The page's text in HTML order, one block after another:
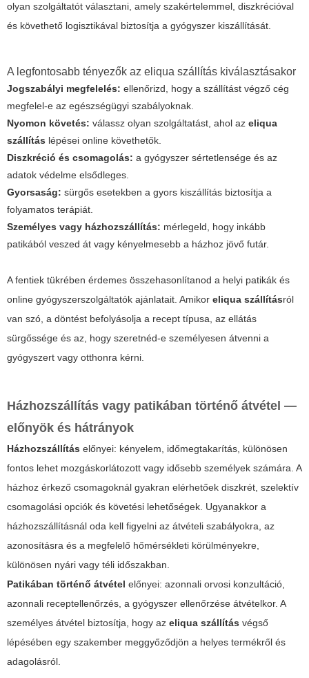
olyan szolgáltatót választani, amely szakértelemmel, diszkrécióval
és követhető logisztikával biztosítja a gyógyszer kiszállítását.
A legfontosabb tényezők az eliqua szállítás kiválasztásakor
Jogszabályi megfelelés: ellenőrizd, hogy a szállítást végző cég
megfelel-e az egészségügyi szabályoknak.
Nyomon követés: válassz olyan szolgáltatást, ahol az eliqua
szállítás lépései online követhetők.
Diszkréció és csomagolás: a gyógyszer sértetlensége és az
adatok védelme elsődleges.
Gyorsaság: sürgős esetekben a gyors kiszállítás biztosítja a
folyamatos terápiát.
Személyes vagy házhozszállítás: mérlegeld, hogy inkább
patikából veszed át vagy kényelmesebb a házhoz jövő futár.
A fentiek tükrében érdemes összehasonlítanod a helyi patikák és
online gyógyszerszolgáltatók ajánlatait. Amikor eliqua szállításról
van szó, a döntést befolyásolja a recept típusa, az ellátás
sürgőssége és az, hogy szeretnéd-e személyesen átvenni a
gyógyszert vagy otthonra kérni.
Házhozszállítás vagy patikában történő átvétel —
előnyök és hátrányok
Házhozszállítás előnyei: kényelem, időmegtakarítás, különösen
fontos lehet mozgáskorlátozott vagy idősebb személyek számára. A
házhoz érkező csomagoknál gyakran elérhetőek diszkrét, szelektív
csomagolási opciók és követési lehetőségek. Ugyanakkor a
házhozszállításnál oda kell figyelni az átvételi szabályokra, az
azonosításra és a megfelelő hőmérsékleti körülményekre,
különösen nyári vagy téli időszakban.
Patikában történő átvétel előnyei: azonnali orvosi konzultáció,
azonnali receptellenőrzés, a gyógyszer ellenőrzése átvételkor. A
személyes átvétel biztosítja, hogy az eliqua szállítás végső
lépésében egy szakember meggyőződjön a helyes termékről és
adagolásról.